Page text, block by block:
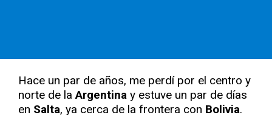
Hace un par de años, me perdí por el centro y
norte de laArgentina y estuve un par de días
en Salta, ya cerca de la frontera con Bolivia.